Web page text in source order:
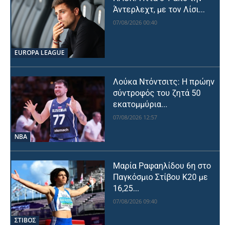
EUROPA LEAGUE
Άντερλεχτ, με τον Λίσι...
07/08/2026 00:40
NBA
Λούκα Ντόντσιτς: Η πρώην
σύντροφός του ζητά 50
εκατομμύρια...
07/08/2026 12:57
ΣΤΙΒΟΣ
Μαρία Ραφαηλίδου 6η στο
Παγκόσμιο Στίβου Κ20 με
16,25...
07/08/2026 09:40